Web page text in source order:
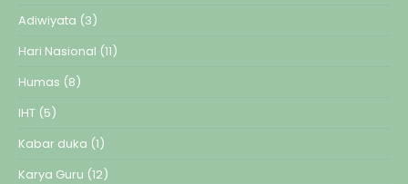
Adiwiyata (3)
Hari Nasional (11)
Humas (8)
IHT (5)
Kabar duka (1)
Karya Guru (12)